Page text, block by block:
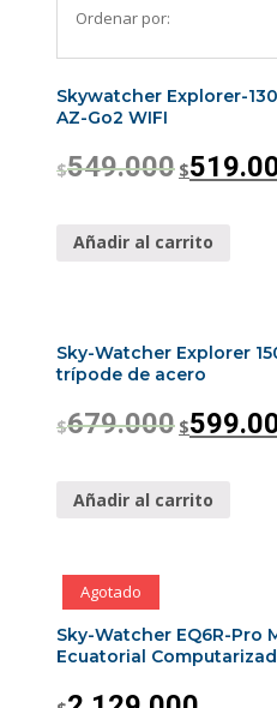
Ordenar por:
Skywatcher Explorer-
AZ-Go2 WIFI
$549.000 $
Añadir al carrito
Sky-Watcher Explorer
trípode de acero
$679.000 $
Añadir al carrito
Agotado
Sky-Watcher EQ6R-Pro
Ecuatorial